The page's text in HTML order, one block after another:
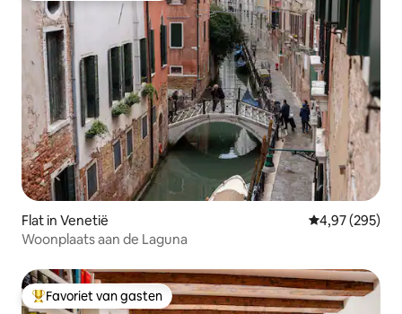
lokale tavernes binnen 300m. Rialto en
het San Marcoplein liggen op 5 minuten
afstand.
Flat in Venetië Gemiddelde
4,97 (295)
Woonplaats aan de Laguna
Topfavoriet van gasten
Favoriet van gasten